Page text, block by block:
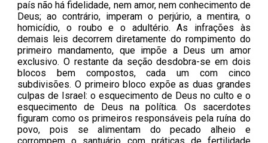
país não há fidelidade, nem amor, nem conhecimento de
Deus; ao contrário, imperam o perjúrio, a mentira, o
homicídio, o roubo e o adultério. As infrações às
demais leis decorrem diretamente do rompimento do
primeiro mandamento, que impõe a Deus um amor
exclusivo. O restante da seção desdobra-se em dois
blocos bem compostos, cada um com cinco
subdivisões. O primeiro bloco expõe as duas grandes
culpas de Israel: o esquecimento de Deus no culto e o
esquecimento de Deus na política. Os sacerdotes
figuram como os primeiros responsáveis pela ruína do
povo, pois se alimentam do pecado alheio e